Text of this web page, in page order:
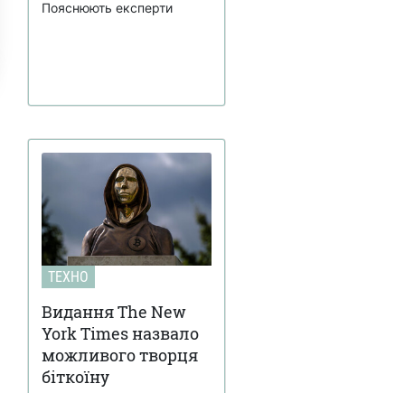
Пояснюють експерти
ТЕХНО
Видання The New
York Times назвало
можливого творця
біткоїну